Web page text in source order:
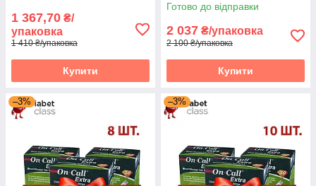
1 367,70 ₴/
упаковка
1 410 ₴/упаковка
Купити
Готово до відправки
2 037 ₴/упаковка
2 100 ₴/упаковка
Купити
–3% –3%